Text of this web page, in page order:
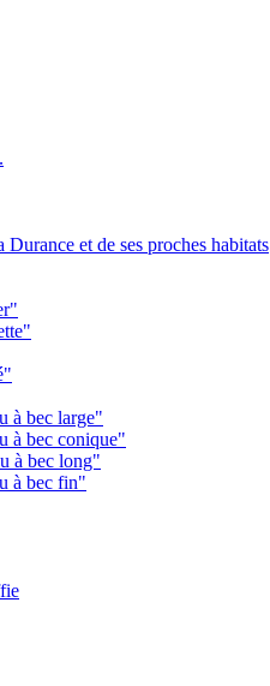
et de ses proches habitats
à bec large"
à bec conique"
à bec long"
à bec fin"